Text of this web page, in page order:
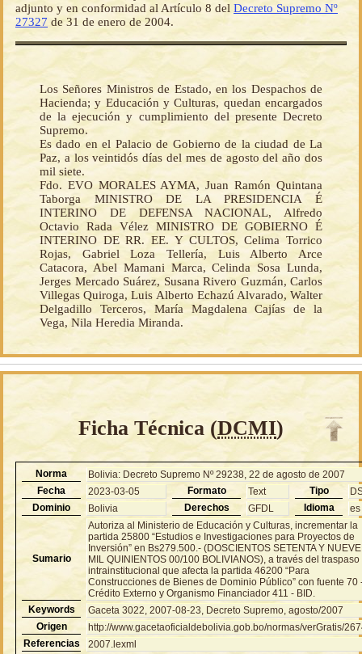
adjunto y en conformidad al Artículo 8 del Decreto Supremo Nº
27327 de 31 de enero de 2004.
Los Señores Ministros de Estado, en los Despachos de
Hacienda; y Educación y Culturas, quedan encargados
de la ejecución y cumplimiento del presente Decreto
Supremo.
Es dado en el Palacio de Gobierno de la ciudad de La
Paz, a los veintidós días del mes de agosto del año dos
mil siete.
Fdo. EVO MORALES AYMA, Juan Ramón Quintana
Taborga MINISTRO DE LA PRESIDENCIA É
INTERINO DE DEFENSA NACIONAL, Alfredo
Octavio Rada Vélez MINISTRO DE GOBIERNO É
INTERINO DE RR. EE. Y CULTOS, Celima Torrico
Rojas, Gabriel Loza Tellería, Luis Alberto Arce
Catacora, Abel Mamani Marca, Celinda Sosa Lunda,
Jerges Mercado Suárez, Susana Rivero Guzmán, Carlos
Villegas Quiroga, Luis Alberto Echazú Alvarado, Walter
Delgadillo Terceros, María Magdalena Cajías de la
Vega, Nila Heredia Miranda.
Ficha Técnica (DCMI)
Norma
Bolivia: Decreto Supremo Nº 29238, 22 de agosto de 2007
Fecha
2023-03-05 Formato Text Tipo
Dominio
Bolivia Derechos GFDL Idioma es
Sumario
Autoriza al Ministerio de Educación y Culturas, incrementar la
partida 25800 “Estudios e Investigaciones para Proyectos de
Inversión” en Bs279.500.- (DOSCIENTOS SETENTA Y NUEVE
MIL QUINIENTOS 00/100 BOLIVIANOS), a través del traspaso
intrainstitucional que afecta la partida 46200 “Para
Construcciones de Bienes de Dominio Público” con fuente 70
Crédito Externo y Organismo Financiador 411 - BID.
Keywords
Gaceta 3022, 2007-08-23, Decreto Supremo, agosto/2007
Origen
http://www.gacetaoficialdebolivia.gob.bo/normas/verGratis/
Referencias
2007.lexml